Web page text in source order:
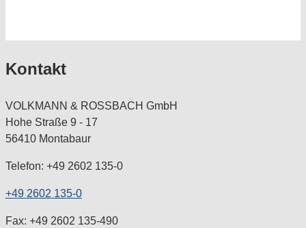
Kontakt
VOLKMANN & ROSSBACH GmbH
Hohe Straße 9 - 17
56410 Montabaur
Telefon: +49 2602 135-0
+49 2602 135-0
Fax: +49 2602 135-490